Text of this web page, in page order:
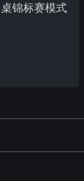
锦标赛模式